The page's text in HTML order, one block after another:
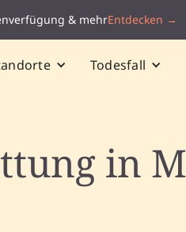
& mehrEntdecken →
Todesfall
in